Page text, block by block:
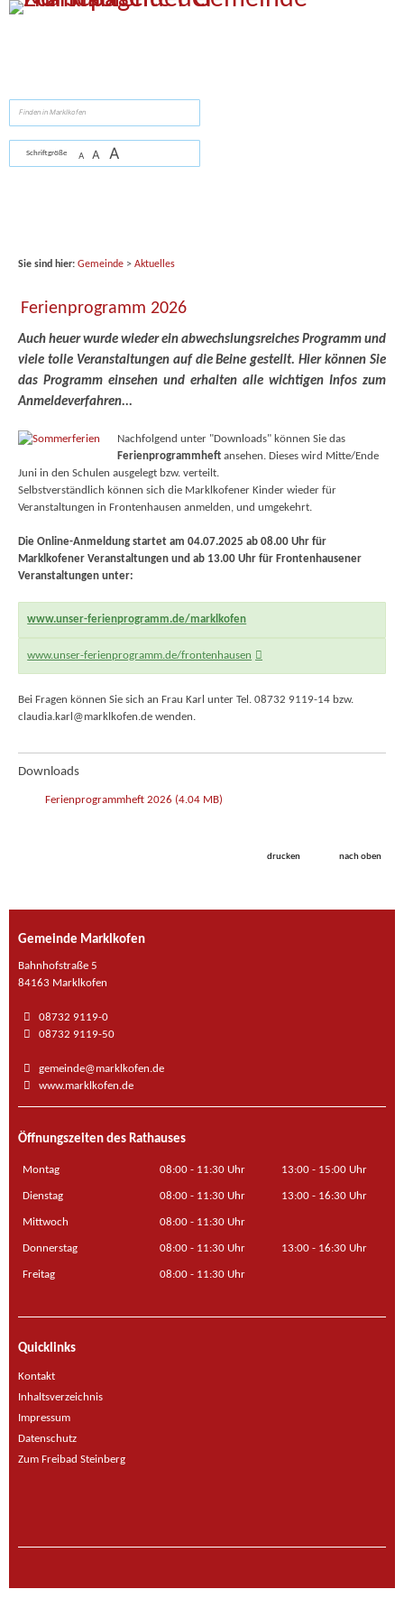
Zum Inhalt,zur Navigationoderzur Startseitespringen.
Schriftgröße A A A
Sie sind hier: Gemeinde> Aktuelles
Ferienprogramm 2026
Auch heuer wurde wieder ein abwechslungsreiches Programm und
viele tolle Veranstaltungen auf die Beine gestellt. Hier können Sie
das Programm einsehen und erhalten alle wichtigen Infos zum
Anmeldeverfahren...
Nachfolgend unter "Downloads" können Sie das
Ferienprogrammheftansehen. Dieses wird Mitte/Ende
Juni in den Schulen ausgelegt bzw. verteilt.
Selbstverständlich können sich die Marklkofener Kinder wieder für
Veranstaltungen in Frontenhausen anmelden, und umgekehrt.
Die Online-Anmeldung startet am 04.07.2025 ab 08.00 Uhrfür
Marklkofener Veranstaltungen und ab 13.00 Uhr für Frontenhausener
Veranstaltungen unter:
www.unser-ferienprogramm.de/marklkofen
www.unser-ferienprogramm.de/frontenhausen
Bei Fragen können Sie sich an Frau Karl unter Tel. 08732 9119-14 bzw.
claudia.karl@marklkofen.de wenden.
Downloads
Ferienprogrammheft 2026 (4.04 MB)
drucken nach oben
Gemeinde Marklkofen
Bahnhofstraße 5
84163 Marklkofen
08732 9119-0
08732 9119-50
gemeinde@marklkofen.de
www.marklkofen.de
Öffnungszeiten des Rathauses
Montag 08:00 - 11:30 Uhr 13:00 - 15:00 Uhr
Dienstag 08:00 - 11:30 Uhr 13:00 - 16:30 Uhr
Mittwoch 08:00 - 11:30 Uhr
Donnerstag 08:00 - 11:30 Uhr 13:00 - 16:30 Uhr
Freitag 08:00 - 11:30 Uhr
Quicklinks
Kontakt
Inhaltsverzeichnis
Impressum
Datenschutz
Zum Freibad Steinberg